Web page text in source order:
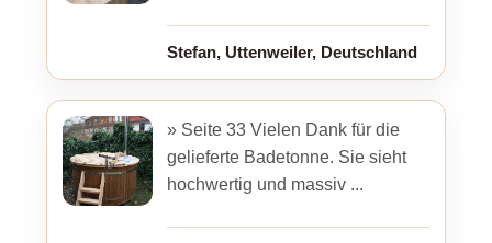
Stefan, Uttenweiler, Deutschland
» Seite 33 Vielen Dank für die
gelieferte Badetonne. Sie sieht
hochwertig und massiv ...